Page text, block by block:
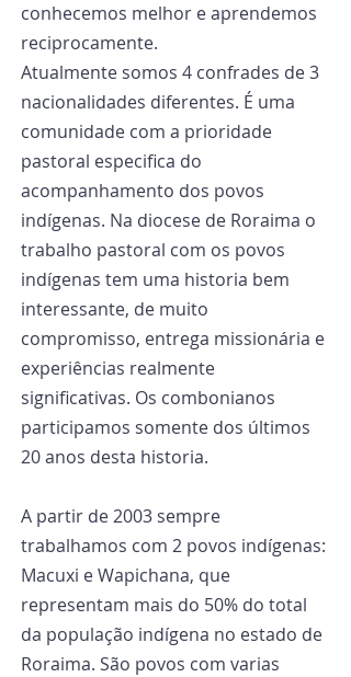
conhecemos melhor e aprendemos
reciprocamente.
Atualmente somos 4 confrades de 3
nacionalidades diferentes. É uma
comunidade com a prioridade
pastoral especifica do
acompanhamento dos povos
indígenas. Na diocese de Roraima o
trabalho pastoral com os povos
indígenas tem uma historia bem
interessante, de muito
compromisso, entrega missionária e
experiências realmente
significativas. Os combonianos
participamos somente dos últimos
20 anos desta historia.
A partir de 2003 sempre
trabalhamos com 2 povos indígenas:
Macuxi e Wapichana, que
representam mais do 50% do total
da população indígena no estado de
Roraima. São povos com varias